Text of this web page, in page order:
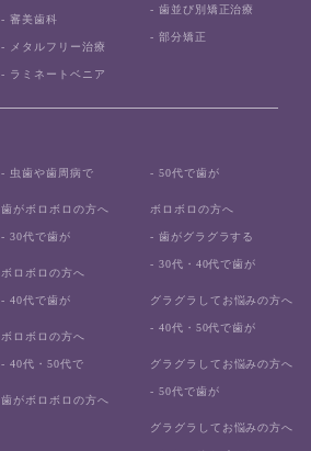
- 審美歯科
- メタルフリー治療
- ラミネートベニア
- 歯並び別矯正治療
- 部分矯正
- 虫歯や歯周病で
歯がボロボロの方へ
- 30代で歯が
ボロボロの方へ
- 40代で歯が
ボロボロの方へ
- 40代・50代で
歯がボロボロの方へ
- 50代で歯が
ボロボロの方へ
- 歯がグラグラする
- 30代・40代で歯が
グラグラしてお悩みの方へ
- 40代・50代で歯が
グラグラしてお悩みの方へ
- 50代で歯が
グラグラしてお悩みの方へ